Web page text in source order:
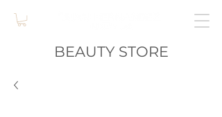
BEAUTY STORE